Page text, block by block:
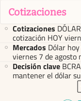
Cotizaciones
Cotizaciones
cotización HOY
Mercados Dólar
viernes 7 de
Decisión clave
mantener el dólar